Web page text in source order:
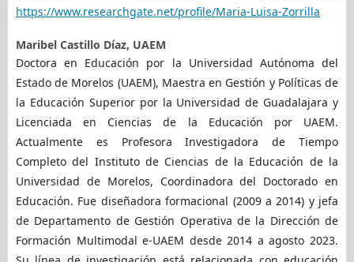
https://www.researchgate.net/profile/Maria-Luisa-Zorrilla
Maribel Castillo Díaz, UAEM
Doctora en Educación por la Universidad Autónoma del
Estado de Morelos (UAEM), Maestra en Gestión y Políticas de
la Educación Superior por la Universidad de Guadalajara y
Licenciada en Ciencias de la Educación por UAEM.
Actualmente es Profesora Investigadora de Tiempo
Completo del Instituto de Ciencias de la Educación de la
Universidad de Morelos, Coordinadora del Doctorado en
Educación. Fue diseñadora formacional (2009 a 2014) y jefa
de Departamento de Gestión Operativa de la Dirección de
Formación Multimodal e-UAEM desde 2014 a agosto 2023.